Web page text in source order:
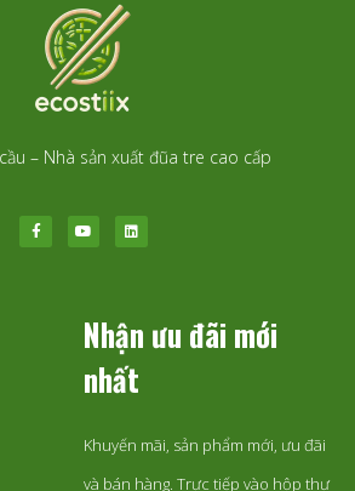
– Nhà sản xuất đũa tre cao cấp
Nhận ưu đãi mới
nhất
Khuyến mãi, sản phẩm mới, ưu đãi
và bán hàng. Trực tiếp vào hộp thư